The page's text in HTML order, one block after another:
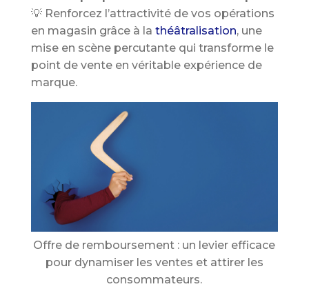
💡 Renforcez l’attractivité de vos opérations
en magasin grâce à la théâtralisation, une
mise en scène percutante qui transforme le
point de vente en véritable expérience de
marque.
Offre de remboursement : un levier efficace
pour dynamiser les ventes et attirer les
consommateurs.